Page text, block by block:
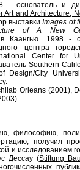
- основатель и
Art and Architecture,
выставкиImages of
of A New
Каангью. 1998 -
центра
Center for
Southern
Design/City
Orleans (2001),
философию,
получил
и исследованием
Дессау (Stiftung